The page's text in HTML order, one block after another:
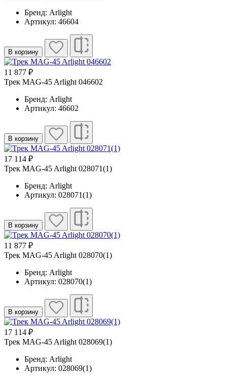
Бренд: Arlight
Артикул: 46604
В корзину
11 877 ₽
Трек MAG-45 Arlight 046602
Бренд: Arlight
Артикул: 46602
В корзину
17 114 ₽
Трек MAG-45 Arlight 028071(1)
Бренд: Arlight
Артикул: 028071(1)
В корзину
11 877 ₽
Трек MAG-45 Arlight 028070(1)
Бренд: Arlight
Артикул: 028070(1)
В корзину
17 114 ₽
Трек MAG-45 Arlight 028069(1)
Бренд: Arlight
Артикул: 028069(1)